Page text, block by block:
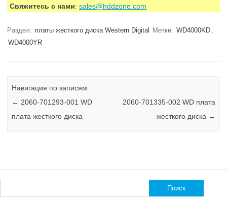
Свяжитесь с нами: sales@hddzone.com
Раздел: платы жесткого диска Western Digital Метки: WD4000KD ,
WD4000YR
Навигация по записям
← 2060-701293-001 WD
плата жесткого диска
2060-701335-002 WD плата
жесткого диска →